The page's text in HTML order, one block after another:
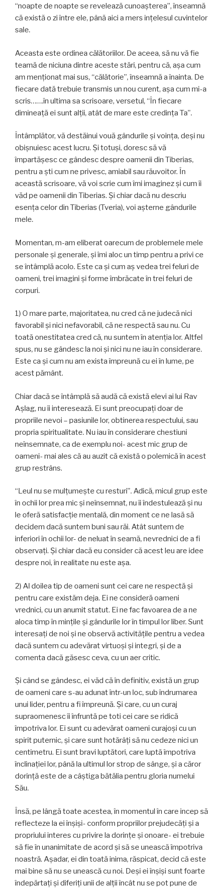
“noapte de noapte se revelează cunoaşterea”, înseamnă
că există o zi între ele, până aici a mers inţelesul cuvintelor
sale.
Aceasta este ordinea călătoriilor. De aceea, să nu vă fie
teamă de niciuna dintre aceste stări, pentru că, aşa cum
am menţionat mai sus, “călătorie”, înseamnă a înainta. De
fiecare dată trebuie transmis un nou curent, aşa cum mi-a
scris…….în ultima sa scrisoare, versetul, “În fiecare
dimineaţă ei sunt alţii, atât de mare este credinţa Ta”.
Întâmplător, vă destăinui vouă gândurile şi voinţa, deşi nu
obişnuiesc acest lucru. Şi totuşi, doresc să vă
împartăşesc ce gândesc despre oamenii din Tiberias,
pentru a şti cum ne privesc, amiabil sau răuvoitor. În
această scrisoare, vă voi scrie cum îmi imaginez şi cum îi
văd pe oamenii din Tiberias. Şi chiar dacă nu descriu
esenţa celor din Tiberias (Tveria), voi aşterne gândurile
mele.
Momentan, m-am eliberat oarecum de problemele mele
personale şi generale, şi îmi aloc un timp pentru a privi ce
se întâmplă acolo. Este ca şi cum aş vedea trei feluri de
oameni, trei imagini şi forme îmbrăcate în trei feluri de
corpuri.
1) O mare parte, majoritatea, nu cred că ne judecă nici
favorabil şi nici nefavorabil, că ne respectă sau nu. Cu
toată onestitatea cred că, nu suntem în atenţia lor. Altfel
spus, nu se gândesc la noi şi nici nu ne iau în considerare.
Este ca şi cum nu am exista împreună cu ei în lume, pe
acest pământ.
Chiar dacă se întâmplă să audă că există elevi ai lui Rav
Aşlag, nu îi interesează. Ei sunt preocupaţi doar de
propriile nevoi – pasiunile lor, obtinerea respectului, sau
propria spiritualitate. Nu iau în considerare chestiuni
neînsemnate, ca de exemplu noi- acest mic grup de
oameni- mai ales că au auzit că există o polemică în acest
grup restrâns.
“Leul nu se mulţumeşte cu resturi”. Adică, micul grup este
în ochii lor prea mic şi neînsemnat, nu îi îndestulează şi nu
le oferă satisfacţie mentală, din moment ce ne lasă să
decidem dacă suntem buni sau răi. Atât suntem de
inferiori în ochii lor- de neluat în seamă, nevrednici de a fi
observaţi. Şi chiar dacă eu consider că acest leu are idee
despre noi, în realitate nu este aşa.
2) Al doilea tip de oameni sunt cei care ne respectă şi
pentru care existăm deja. Ei ne consideră oameni
vrednici, cu un anumit statut. Ei ne fac favoarea de a ne
aloca timp în minţile şi gândurile lor în timpul lor liber. Sunt
interesaţi de noi şi ne observă activităţile pentru a vedea
dacă suntem cu adevărat virtuoşi şi integri, şi de a
comenta dacă găsesc ceva, cu un aer critic.
Şi când se gândesc, ei văd că în definitiv, există un grup
de oameni care s-au adunat într-un loc, sub îndrumarea
unui lider, pentru a fi împreună. Şi care, cu un curaj
supraomenesc îi înfruntă pe toti cei care se ridică
împotriva lor. Ei sunt cu adevărat oameni curajoşi cu un
spirit puternic, şi care sunt hotărâţi să nu cedeze nici un
centimetru. Ei sunt bravi luptători, care luptă împotriva
înclinaţiei lor, până la ultimul lor strop de sânge, şi a căror
dorinţă este de a câştiga bătălia pentru gloria numelui
Său.
Însă, pe lângă toate acestea, în momentul în care incep să
reflecteze la ei înşişi- conform propriilor prejudecăţi şi a
propriului interes cu privire la dorinţe şi onoare- ei trebuie
să fie în unanimitate de acord şi să se unească împotriva
noastră. Aşadar, ei din toată inima, răspicat, decid că este
mai bine să nu se unească cu noi. Deşi ei înşişi sunt foarte
îndepărtaţi şi diferiţi unii de alţii încât nu se pot pune de